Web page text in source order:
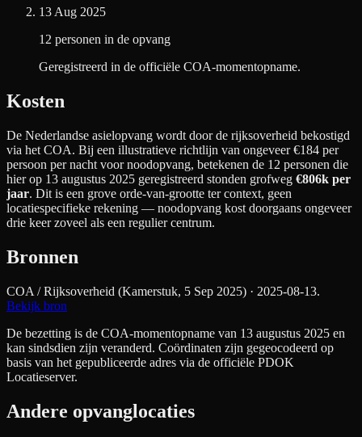
13 Aug 2025
12 personen in de opvang
Geregistreerd in de officiële COA-momentopname.
Kosten
De Nederlandse asielopvang wordt door de rijksoverheid bekostigd
via het COA. Bij een illustratieve richtlijn van ongeveer €184 per
persoon per nacht voor noodopvang, betekenen de 12 personen die
hier op 13 augustus 2025 geregistreerd stonden grofweg €806k per
jaar. Dit is een grove orde-van-grootte ter context, geen
locatiespecifieke rekening — noodopvang kost doorgaans ongeveer
drie keer zoveel als een regulier centrum.
Bronnen
COA / Rijksoverheid (Kamerstuk, 5 Sep 2025) · 2025-08-13.
Bekijk bron
De bezetting is de COA-momentopname van 13 augustus 2025 en
kan sindsdien zijn veranderd. Coördinaten zijn gegeocodeerd op
basis van het gepubliceerde adres via de officiële PDOK
Locatieserver.
Andere opvanglocaties